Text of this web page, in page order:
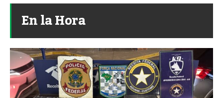
En la Hora